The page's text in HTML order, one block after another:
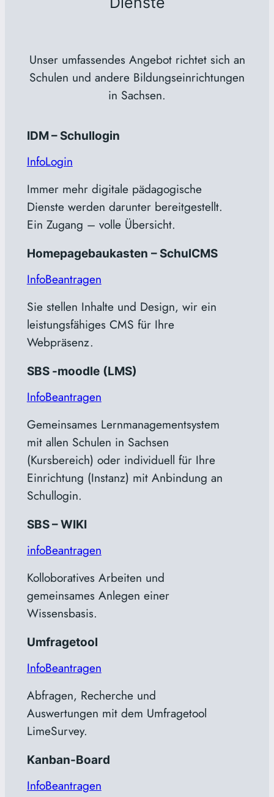
Unser umfassendes Angebot richtet sich an
Schulen und andere Bildungseinrichtungen
in Sachsen.
IDM – Schullogin
InfoLogin
Immer mehr digitale pädagogische
Dienste werden darunter bereitgestellt.
Ein Zugang – volle Übersicht.
Homepagebaukasten – SchulCMS
InfoBeantragen
Sie stellen Inhalte und Design, wir ein
leistungsfähiges CMS für Ihre
Webpräsenz.
SBS -moodle (LMS)
InfoBeantragen
Gemeinsames Lernmanagementsystem
mit allen Schulen in Sachsen
(Kursbereich) oder individuell für Ihre
Einrichtung (Instanz) mit Anbindung an
Schullogin.
SBS – WIKI
infoBeantragen
Kolloboratives Arbeiten und
gemeinsames Anlegen einer
Wissensbasis.
Umfragetool
InfoBeantragen
Abfragen, Recherche und
Auswertungen mit dem Umfragetool
LimeSurvey.
Kanban-Board
InfoBeantragen